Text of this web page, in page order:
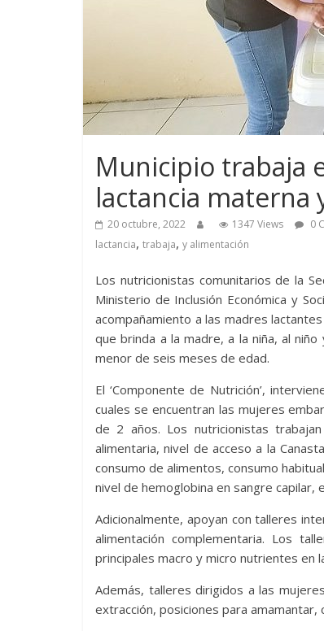
Municipio trabaja
lactancia
20 octubre, 2022 1347 Views 0
lactancia, trabaja, y alimentación
Los nutricionistas comunitarios de la
Ministerio de Inclusión Económica y
acompañamiento a las madres
que brinda a la madre, a la niña, al
menor de seis meses de edad.
El ‘Componente de Nutrición’,
cuales se encuentran las mujeres
de 2 años. Los nutricionistas
alimentaria, nivel de acceso a la
consumo de alimentos, consumo
nivel de hemoglobina en sangre capilar,
Adicionalmente, apoyan con talleres
alimentación complementaria. Los
principales macro y micro nutrientes en
Además, talleres dirigidos a las
extracción, posiciones para amamantar,